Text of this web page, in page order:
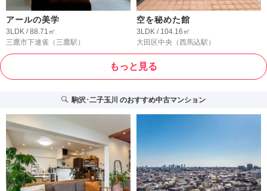
アールの美学
3LDK / 88.71㎡
三鷹市下連雀 （三鷹駅）
空を秘めた館
3LDK / 104.16㎡
大田区中央 （西馬込駅）
もっと見る
駒沢･二子玉川 のおすすめ中古マンション